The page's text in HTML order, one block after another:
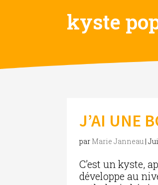
kyste
J’AI UNE
par Marie Janneau |
C’est un kyste,
développe au